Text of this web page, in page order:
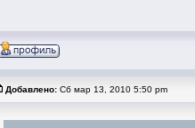
Добавлено: Сб мар 13, 2010 5:50 pm